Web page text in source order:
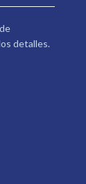
detalles.